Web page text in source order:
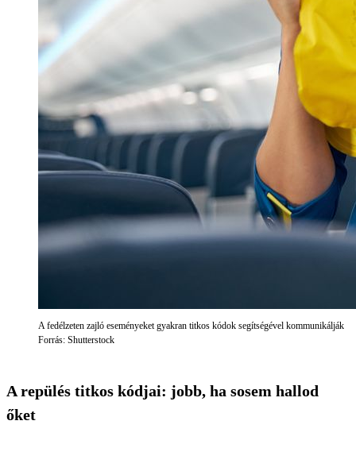
A fedélzeten zajló eseményeket gyakran titkos kódok segítségével kommunikálják
Forrás: Shutterstock
A repülés titkos kódjai: jobb, ha sosem hallod
őket